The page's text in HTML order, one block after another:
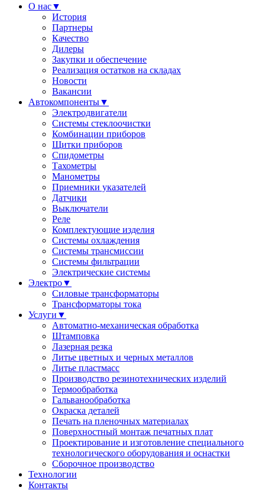
О нас▼
История
Партнеры
Качество
Дилеры
Закупки и обеспечение
Реализация остатков на складах
Новости
Вакансии
Автокомпоненты▼
Электродвигатели
Системы стеклоочистки
Комбинации приборов
Щитки приборов
Спидометры
Тахометры
Манометры
Приемники указателей
Датчики
Выключатели
Реле
Комплектующие изделия
Системы охлаждения
Системы трансмиссии
Системы фильтрации
Электрические системы
Электро▼
Силовые трансформаторы
Трансформаторы тока
Услуги ▼
Автоматно-механическая обработка
Штамповка
Лазерная резка
Литье цветных и черных металлов
Литье пластмасс
Производство резинотехнических изделий
Термообработка
Гальванообработка
Окраска деталей
Печать на пленочных материалах
Поверхностный монтаж печатных плат
Проектирование и изготовление специального
технологического оборудования и оснастки
Сборочное производство
Технологии
Контакты